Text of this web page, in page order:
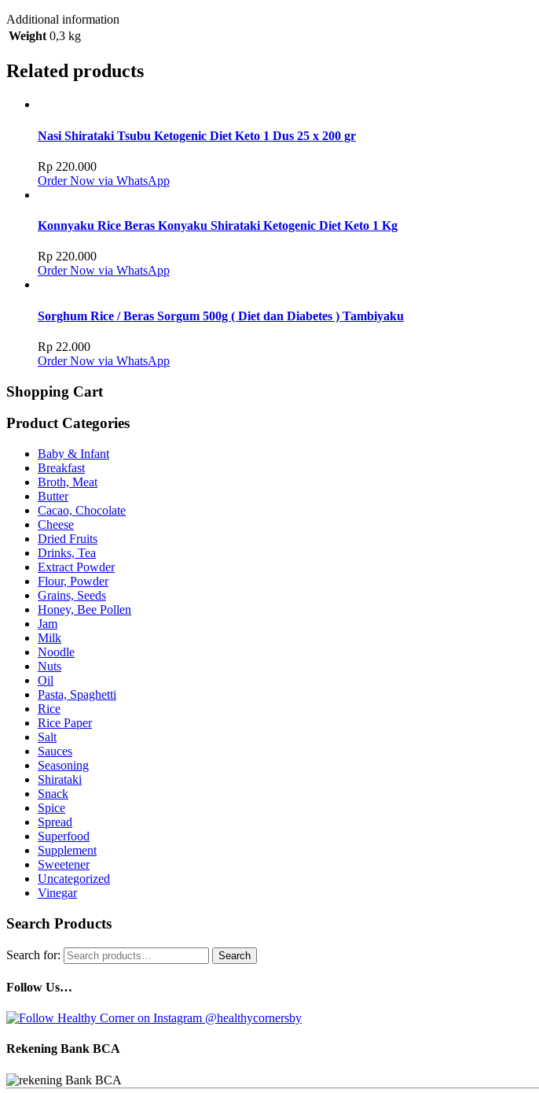
Additional information
Weight 0,3 kg
Related products
Nasi Shirataki Tsubu Ketogenic Diet Keto 1 Dus 25 x 200 gr
Rp 220.000
Order Now via WhatsApp
Konnyaku Rice Beras Konyaku Shirataki Ketogenic Diet Keto 1 Kg
Rp 220.000
Order Now via WhatsApp
Sorghum Rice / Beras Sorgum 500g ( Diet dan Diabetes ) Tambiyaku
Rp 22.000
Order Now via WhatsApp
Shopping Cart
Product Categories
Baby & Infant
Breakfast
Broth, Meat
Butter
Cacao, Chocolate
Cheese
Dried Fruits
Drinks, Tea
Extract Powder
Flour, Powder
Grains, Seeds
Honey, Bee Pollen
Jam
Milk
Noodle
Nuts
Oil
Pasta, Spaghetti
Rice
Rice Paper
Salt
Sauces
Seasoning
Shirataki
Snack
Spice
Spread
Superfood
Supplement
Sweetener
Uncategorized
Vinegar
Search Products
Search for: Search
Follow Us…
Rekening Bank BCA